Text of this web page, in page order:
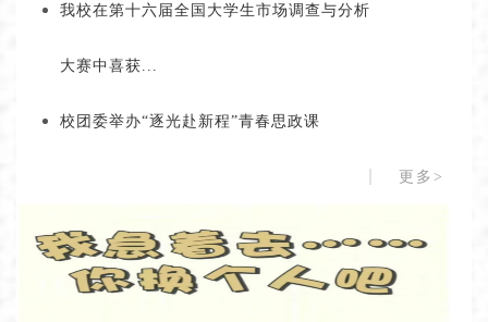
我校在第十六届全国大学生市场调查与分析
大赛中喜获...
校团委举办“逐光赴新程”青春思政课
更多>